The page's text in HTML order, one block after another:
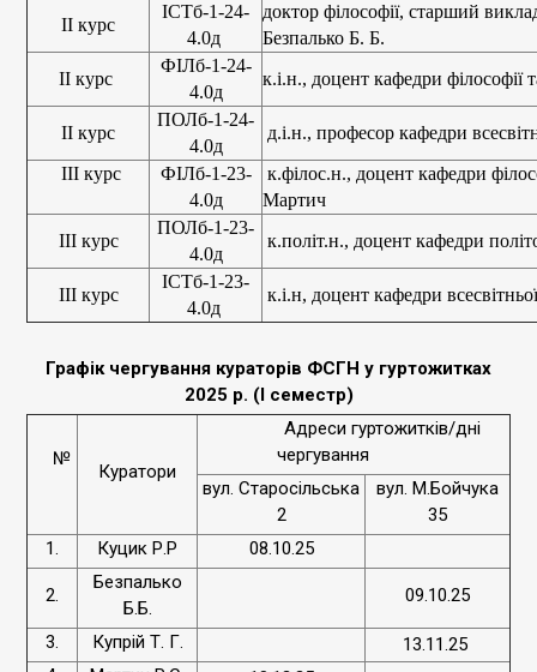
ІІ курс
ІСТб-1-24-
4.0д
доктор філософії, старший
Безпалько Б. Б.
ІІ курс
ФІЛб-1-24-
4.0д
к.і.н., доцент кафедри філософії
ІІ курс
ПОЛб-1-24-
4.0д
д.і.н., професор кафедри
ІІІ курс
ФІЛб-1-23-
4.0д
к.філос.н., доцент кафедри
Мартич
ІІІ курс
ПОЛб-1-23-
4.0д
к.політ.н., доцент кафедри
ІІІ курс
ІСТб-1-23-
4.0д
к.і.н, доцент кафедри
Графік чергування кураторів ФСГН у гуртожитках
2025 р. (І семестр)
№
Куратори
Адреси гуртожитків/дні
чергування
вул. Старосільська
2
вул. М.Бойчука
35
1.
Куцик Р.Р 08.10.25
2.
Безпалько
Б.Б.
09.10.25
3. Купрій Т. Г.
13.11.25